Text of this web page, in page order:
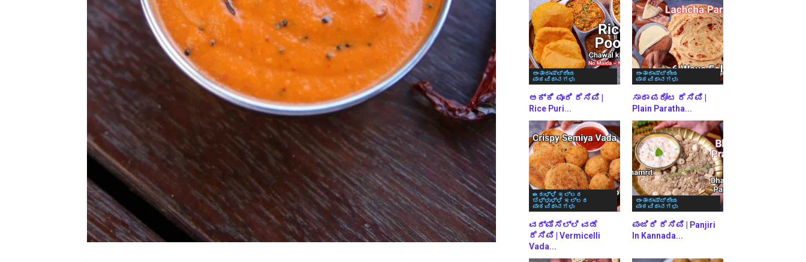
ಅಂತಾರಾಷ್ಟ್ರೀಯ
ಪಾಕವಿಧಾನಗಳು
ಅಕ್ಕಿ ಪೂರಿ ರೆಸಿಪಿ |
Rice Puri...
ಅಂತಾರಾಷ್ಟ್ರೀಯ
ಪಾಕವಿಧಾನಗಳು
ಸಾದಾ ಪರೋಟ ರೆಸಿಪಿ |
Plain Paratha...
ಈರುಳ್ಳಿ ಇಲ್ಲದ
ಬೆಳ್ಳುಳ್ಳಿ ಇಲ್ಲದ
ಪಾಕವಿಧಾನಗಳು
ವರ್ಮಿಸೆಲ್ಲಿ ವಡೆ
ರೆಸಿಪಿ | Vermicelli
Vada...
ಅಂತಾರಾಷ್ಟ್ರೀಯ
ಪಾಕವಿಧಾನಗಳು
ಪಂಜಿರಿ ರೆಸಿಪಿ | Panjiri
In Kannada...